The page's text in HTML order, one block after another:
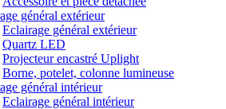
général extérieur
Eclairage général extérieur
Quartz LED
Projecteur encastré Uplight
Borne, potelet, colonne lumineuse
général intérieur
Eclairage général intérieur